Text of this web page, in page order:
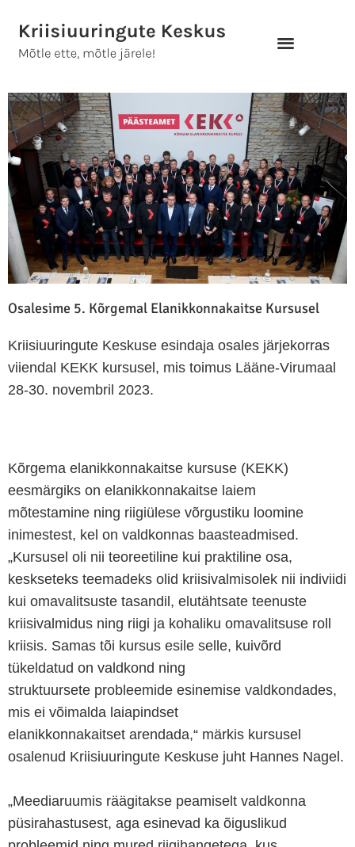
content
Osalesime 5. Kõrgemal Elanikkonnakaitse Kursusel
Kriisiuuringute Keskuse esindaja osales järjekorras
viiendal KEKK kursusel, mis toimus Lääne-Virumaal
28-30. novembril 2023.
Kõrgema elanikkonnakaitse kursuse (KEKK)
eesmärgiks on elanikkonnakaitse laiem
mõtestamine ning riigiülese võrgustiku loomine
inimestest, kel on valdkonnas baasteadmised.
„Kursusel oli nii teoreetiline kui praktiline osa,
keskseteks teemadeks olid kriisivalmisolek nii indiviidi
kui omavalitsuste tasandil, elutähtsate teenuste
kriisivalmidus ning riigi ja kohaliku omavalitsuse roll
kriisis. Samas tõi kursus esile selle, kuivõrd
tükeldatud on valdkond ning
struktuursete probleemide esinemise valdkondades,
mis ei võimalda laiapindset
elanikkonnakaitset arendada,“ märkis kursusel
osalenud Kriisiuuringute Keskuse juht Hannes Nagel.
„Meediaruumis räägitakse peamiselt valdkonna
püsirahastusest, aga esinevad ka õiguslikud